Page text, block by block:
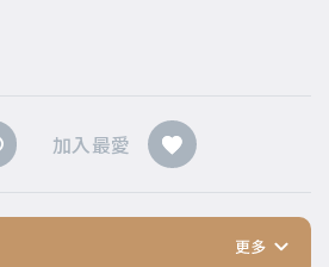
加入最愛